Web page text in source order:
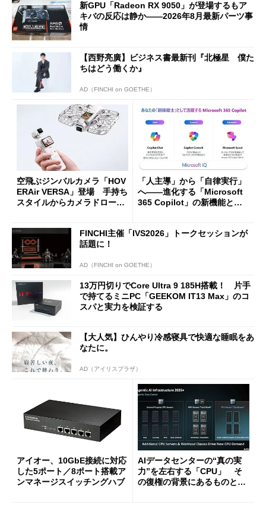
新GPU「Radeon RX 9050」が登場するもア
キバの反応は静か――2026年8月最新パーツ事
情
【西野亮廣】ビジネス書最新刊『北極星 僕た
ちはどう働くか』
AD（FINCHI on GOETHE）
空飛ぶジンバルカメラ「HOV
ERAir VERSA」登場 手持ち
スタイルからカメラドローン
「人主導」から「自律実行」
へ――進化する「Microsoft
365 Copilot」の新機能とエ
FINCHI主催「IVS2026」トークセッションが
話題に！
AD（FINCHI on GOETHE）
13万円切りでCore Ultra 9 185H搭載！ 片手
で持てるミニPC「GEEKOM IT13 Max」のコ
スパと実力を検証する
【大人気】ひんやり冷感寝具で快適な睡眠をあ
なたに。
AD（アイリスプラザ）
アイオー、10GbE接続に対応
した5ポート／8ポート搭載ア
ンマネージスイッチングハブ
AIデータセンターの“真の実
力”を左右する「CPU」 そ
の復権の背景にあるものと